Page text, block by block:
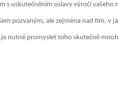
s uskutečněním oslavy výročí vašeho
pozvaným, ale zejména nad tím, v
nutné promyslet toho skutečně